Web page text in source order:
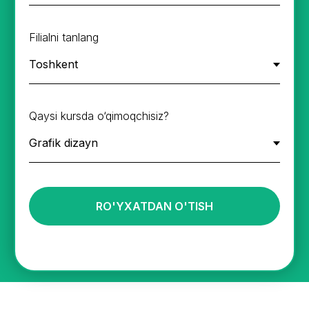
Filialni tanlang
Qaysi kursda o‘qimoqchisiz?
RO'YXATDAN O'TISH